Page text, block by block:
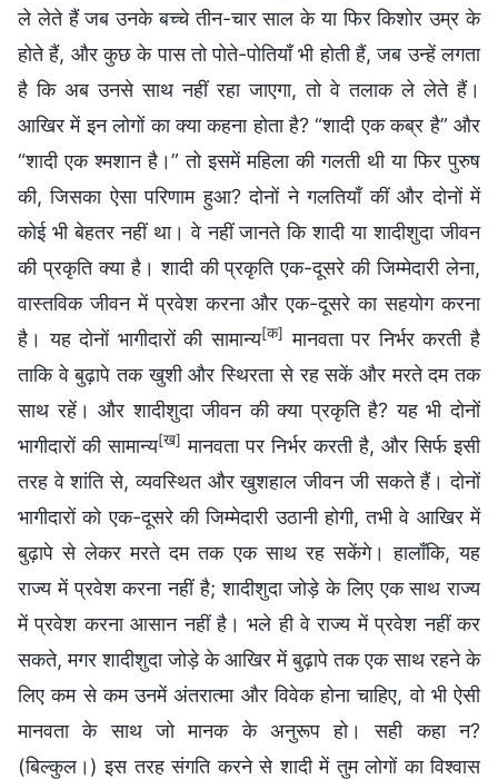
ले लेते हैं जब उनके बच्चे तीन-चार साल के या फिर किशोर उम्र के
होते हैं, और कुछ के पास तो पोते-पोतियाँ भी होती हैं, जब उन्हें लगता
है कि अब उनसे साथ नहीं रहा जाएगा, तो वे तलाक ले लेते हैं।
आखिर में इन लोगों का क्या कहना होता है? “शादी एक कब्र है” और
“शादी एक श्मशान है।” तो इसमें महिला की गलती थी या फिर पुरुष
की, जिसका ऐसा परिणाम हुआ? दोनों ने गलतियाँ कीं और दोनों में
कोई भी बेहतर नहीं था। वे नहीं जानते कि शादी या शादीशुदा जीवन
की प्रकृति क्या है। शादी की प्रकृति एक-दूसरे की जिम्मेदारी लेना,
वास्तविक जीवन में प्रवेश करना और एक-दूसरे का सहयोग करना
है। यह दोनों भागीदारों की सामान्य[क] मानवता पर निर्भर करती है
ताकि वे बुढ़ापे तक खुशी और स्थिरता से रह सकें और मरते दम तक
साथ रहें। और शादीशुदा जीवन की क्या प्रकृति है? यह भी दोनों
भागीदारों की सामान्य[ख] मानवता पर निर्भर करती है, और सिर्फ इसी
तरह वे शांति से, व्यवस्थित और खुशहाल जीवन जी सकते हैं। दोनों
भागीदारों को एक-दूसरे की जिम्मेदारी उठानी होगी, तभी वे आखिर में
बुढ़ापे से लेकर मरते दम तक एक साथ रह सकेंगे। हालाँकि, यह
राज्य में प्रवेश करना नहीं है; शादीशुदा जोड़े के लिए एक साथ राज्य
में प्रवेश करना आसान नहीं है। भले ही वे राज्य में प्रवेश नहीं कर
सकते, मगर शादीशुदा जोड़े के आखिर में बुढ़ापे तक एक साथ रहने के
लिए कम से कम उनमें अंतरात्मा और विवेक होना चाहिए, वो भी ऐसी
मानवता के साथ जो मानक के अनुरूप हो। सही कहा न?
(बिल्कुल।) इस तरह संगति करने से शादी में तुम लोगों का विश्वास